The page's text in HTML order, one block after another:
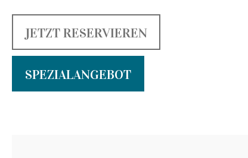
JETZT RESERVIEREN
SPEZIALANGEBOT